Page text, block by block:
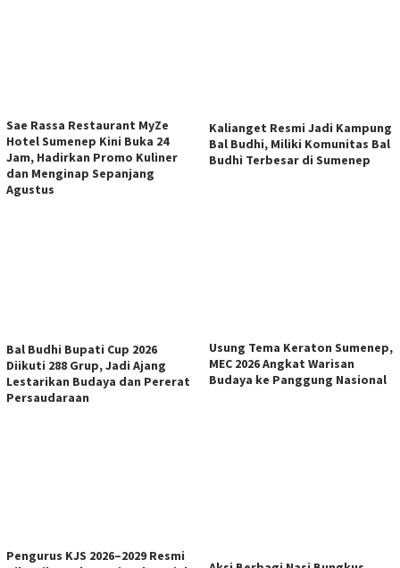
Sae Rassa Restaurant MyZe
Hotel Sumenep Kini Buka 24
Jam, Hadirkan Promo Kuliner
dan Menginap Sepanjang
Agustus
Kalianget Resmi Jadi Kampung
Bal Budhi, Miliki Komunitas Bal
Budhi Terbesar di Sumenep
Bal Budhi Bupati Cup 2026
Diikuti 288 Grup, Jadi Ajang
Lestarikan Budaya dan Pererat
Persaudaraan
Usung Tema Keraton Sumenep,
MEC 2026 Angkat Warisan
Budaya ke Panggung Nasional
Pengurus KJS 2026–2029 Resmi